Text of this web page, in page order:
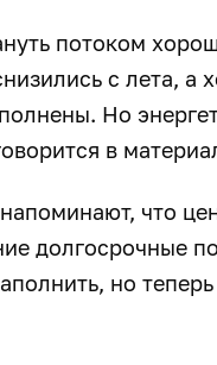
потоком
с лета, а
Но
в
что
долгосрочные
но